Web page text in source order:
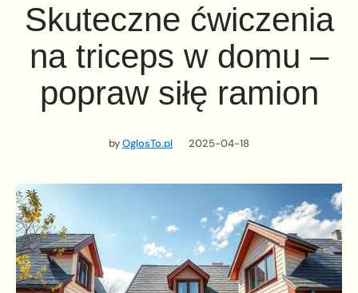
Skuteczne ćwiczenia
na triceps w domu –
popraw siłę ramion
byOglosTo.pl 2025-04-18